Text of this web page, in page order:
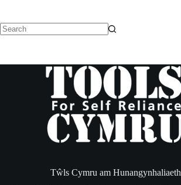
Tŵls Cymru am Hunangynhaliaeth